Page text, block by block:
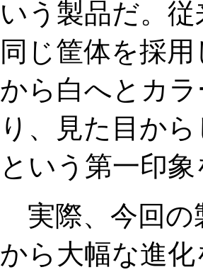
いう製品だ。
同じ筐体を採
から白へとカ
り、見た目か
という第一印
実際、今回の
から大幅な進